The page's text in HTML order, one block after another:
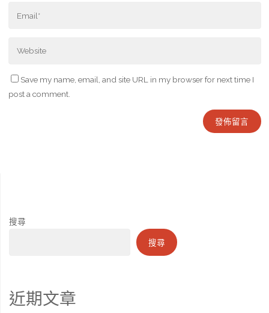
Save my name, email, and site URL in my browser for next time I
post a comment.
搜尋
搜尋
近期文章